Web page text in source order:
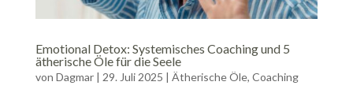
Emotional Detox: Systemisches Coaching und 5
ätherische Öle für die Seele
von Dagmar| 29. Juli 2025 | Ätherische Öle, Coaching